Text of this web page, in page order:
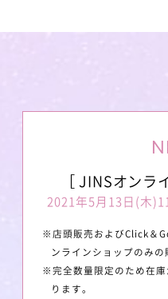
［ JINSオンラ
2021年5月13日(木
※店頭販売およびClick＆
ンラインショップのみの
※完全数量限定のため在
ります。